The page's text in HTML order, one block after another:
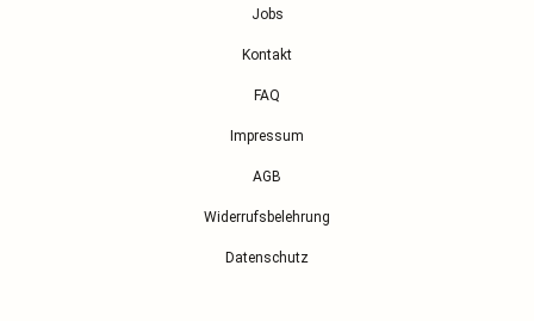
Jobs
Kontakt
FAQ
Impressum
AGB
Widerrufsbelehrung
Datenschutz